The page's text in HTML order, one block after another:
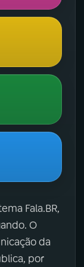
Fala.BR,
O
da
por